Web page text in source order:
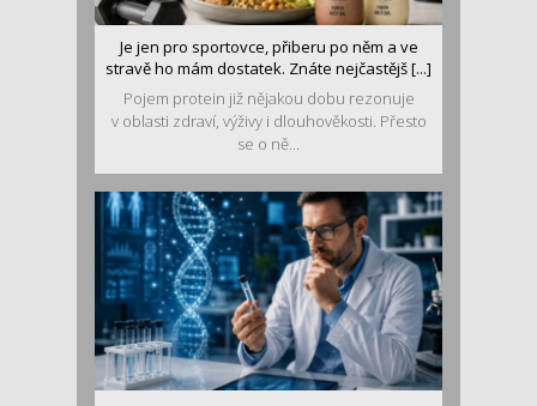
Je jen pro sportovce, přiberu po něm a ve
stravě ho mám dostatek. Znáte nejčastějš [...]
Pojem protein již nějakou dobu rezonuje
v oblasti zdraví, výživy i dlouhověkosti. Přesto
se o ně...